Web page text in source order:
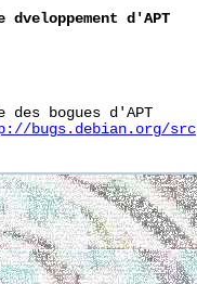
dveloppement d'APT
des bogues d'APT
bugs.debian.org/src